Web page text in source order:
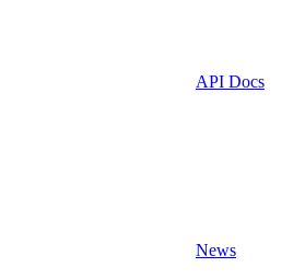
API Docs
News